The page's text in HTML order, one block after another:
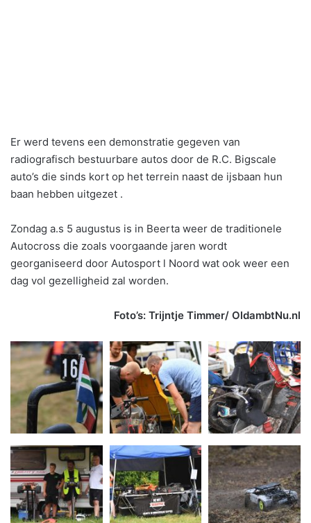
Er werd tevens een demonstratie gegeven van
radiografisch bestuurbare autos door de R.C. Bigscale
auto’s die sinds kort op het terrein naast de ijsbaan hun
baan hebben uitgezet .
Zondag a.s 5 augustus is in Beerta weer de traditionele
Autocross die zoals voorgaande jaren wordt
georganiseerd door Autosport l Noord wat ook weer een
dag vol gezelligheid zal worden.
Foto’s: Trijntje Timmer/ OldambtNu.nl